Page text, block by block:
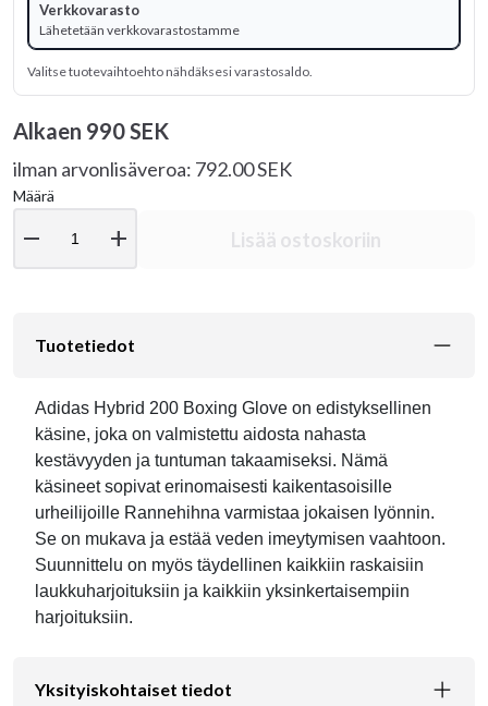
Verkkovarasto
Lähetetään verkkovarastostamme
Valitse tuotevaihtoehto nähdäksesi varastosaldo.
Alkaen 990 SEK
ilman arvonlisäveroa: 792.00 SEK
Määrä
remove add Lisää ostoskoriin
Tuotetiedot
Adidas Hybrid 200 Boxing Glove on edistyksellinen
käsine, joka on valmistettu aidosta nahasta
kestävyyden ja tuntuman takaamiseksi. Nämä
käsineet sopivat erinomaisesti kaikentasoisille
urheilijoille Rannehihna varmistaa jokaisen lyönnin.
Se on mukava ja estää veden imeytymisen vaahtoon.
Suunnittelu on myös täydellinen kaikkiin raskaisiin
laukkuharjoituksiin ja kaikkiin yksinkertaisempiin
harjoituksiin.
Yksityiskohtaiset tiedot